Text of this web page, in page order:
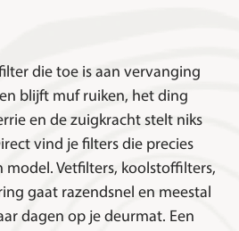
die toe is aan vervanging
blijft muf ruiken, het ding
en de zuigkracht stelt niks
vind je filters die precies
model. Vetfilters, koolstoffilters,
gaat razendsnel en meestal
dagen op je deurmat. Een